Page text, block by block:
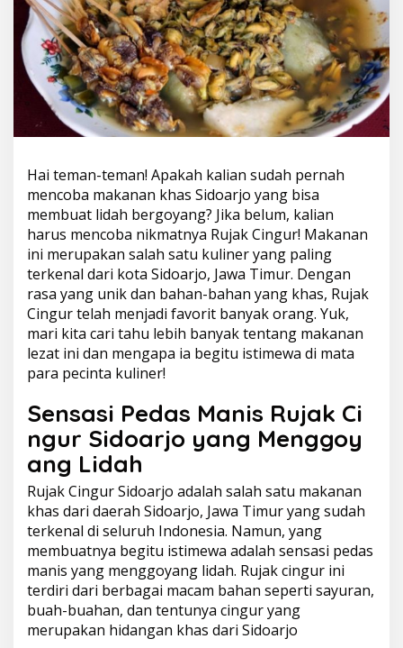
Hai teman-teman! Apakah kalian sudah pernah
mencoba makanan khas Sidoarjo yang bisa
membuat lidah bergoyang? Jika belum, kalian
harus mencoba nikmatnya Rujak Cingur! Makanan
ini merupakan salah satu kuliner yang paling
terkenal dari kota Sidoarjo, Jawa Timur. Dengan
rasa yang unik dan bahan-bahan yang khas, Rujak
Cingur telah menjadi favorit banyak orang. Yuk,
mari kita cari tahu lebih banyak tentang makanan
lezat ini dan mengapa ia begitu istimewa di mata
para pecinta kuliner!
Sensasi Pedas Manis Rujak Ci
ngur Sidoarjo yang Menggoy
ang Lidah
Rujak Cingur Sidoarjo adalah salah satu makanan
khas dari daerah Sidoarjo, Jawa Timur yang sudah
terkenal di seluruh Indonesia. Namun, yang
membuatnya begitu istimewa adalah sensasi pedas
manis yang menggoyang lidah. Rujak cingur ini
terdiri dari berbagai macam bahan seperti sayuran,
buah-buahan, dan tentunya cingur yang
merupakan hidangan khas dari Sidoarjo